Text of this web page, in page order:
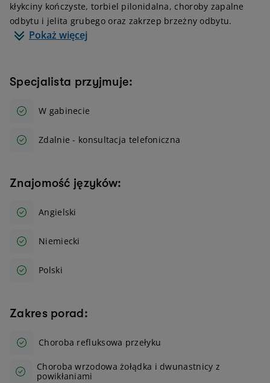
kłykciny kończyste, torbiel pilonidalna, choroby zapalne
odbytu i jelita grubego oraz zakrzep brzeżny odbytu.
Pokaż więcej
Specjalista przyjmuje:
W gabinecie
Zdalnie - konsultacja telefoniczna
Znajomość języków:
Angielski
Niemiecki
Polski
Zakres porad:
Choroba refluksowa przełyku
Choroba wrzodowa żołądka i dwunastnicy z
powikłaniami